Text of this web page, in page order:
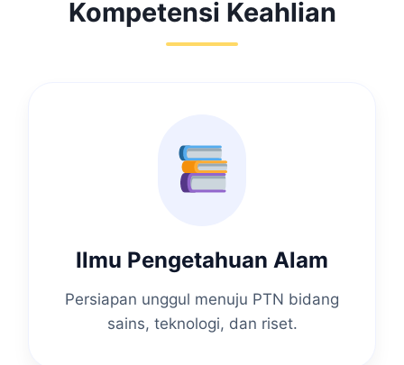
Kompetensi Keahlian
Ilmu Pengetahuan Alam
Persiapan unggul menuju PTN bidang
sains, teknologi, dan riset.